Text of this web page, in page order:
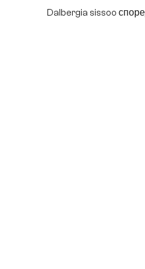
Dalbergia sissoo